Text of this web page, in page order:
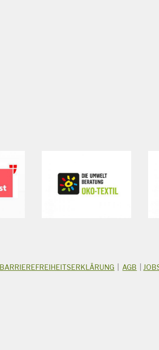
BARRIEREFREIHEITSERKLÄRUNG AGB